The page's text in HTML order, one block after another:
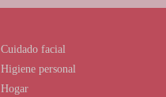
Cuidado facial
Higiene personal
Hogar